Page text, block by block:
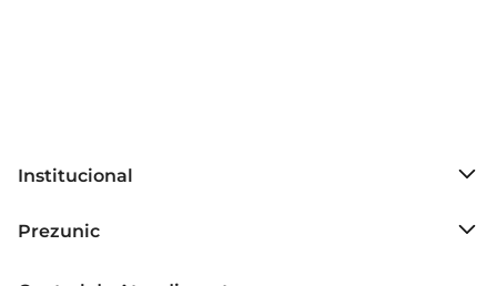
Institucional
Grupo Cencosud
Prezunic